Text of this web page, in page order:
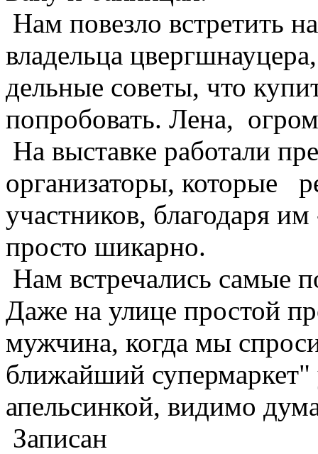
Нам повезло встретить
владельца
дельные советы, что
попробовать. Лена,
На выставке работали
организаторы, которые
участников, благодаря
просто шикарно.
Нам встречались самые
Даже на улице простой
мужчина, когда мы
ближайший супермаркет"
апельсинкой, видимо
Записан